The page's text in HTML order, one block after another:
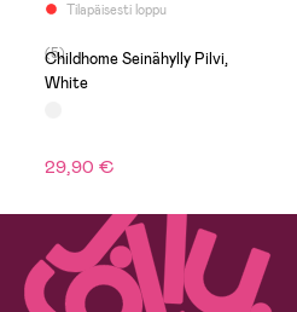
Tilapäisesti loppu
(5)
Childhome Seinähylly Pilvi,
White
29,90 €